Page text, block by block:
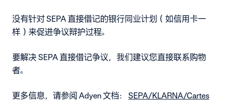
没有针对 SEPA 直接借记的银行同业计划（如信用卡一
样）来促进争议辩护过程。
要解决 SEPA 直接借记争议，我们建议您直接联系购物
者。
更多信息，请参阅 Adyen 文档： SEPA/KLARNA/Cartes